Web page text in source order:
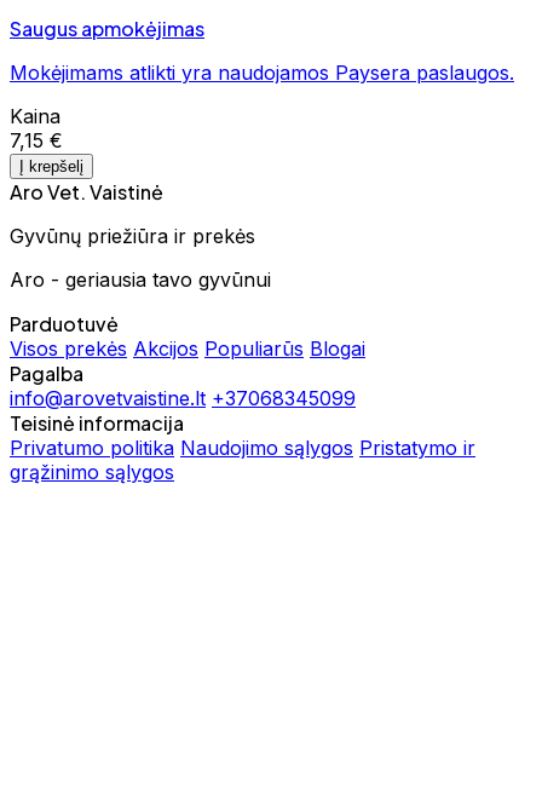
Saugus apmokėjimas
Mokėjimams atlikti yra naudojamos Paysera paslaugos.
Kaina
7,15 €
Į krepšelį
Aro Vet. Vaistinė
Gyvūnų priežiūra ir prekės
Aro - geriausia tavo gyvūnui
Parduotuvė
Visos prekės Akcijos Populiarūs Blogai
Pagalba
info@arovetvaistine.lt +37068345099
Teisinė informacija
Privatumo politika Naudojimo sąlygos Pristatymo ir
grąžinimo sąlygos